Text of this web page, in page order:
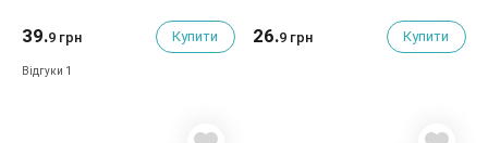
39.9 грн Купити
Відгуки 1
26.9 грн Купити